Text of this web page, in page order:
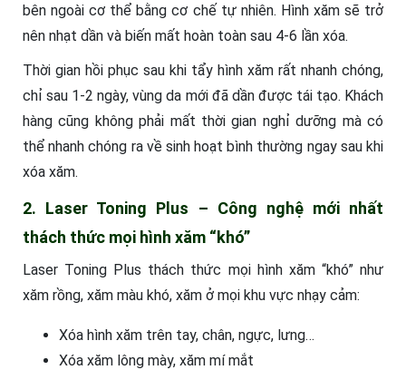
bên ngoài cơ thể bằng cơ chế tự nhiên. Hình xăm sẽ trở
nên nhạt dần và biến mất hoàn toàn sau 4-6 lần xóa.
Thời gian hồi phục sau khi tẩy hình xăm rất nhanh chóng,
chỉ sau 1-2 ngày, vùng da mới đã dần được tái tạo. Khách
hàng cũng không phải mất thời gian nghỉ dưỡng mà có
thể nhanh chóng ra về sinh hoạt bình thường ngay sau khi
xóa xăm.
2. Laser Toning Plus – Công nghệ mới nhất
thách thức mọi hình xăm “khó”
Laser Toning Plus thách thức mọi hình xăm “khó” như
xăm rồng, xăm màu khó, xăm ở mọi khu vực nhạy cảm:
Xóa hình xăm trên tay, chân, ngực, lưng…
Xóa xăm lông mày, xăm mí mắt